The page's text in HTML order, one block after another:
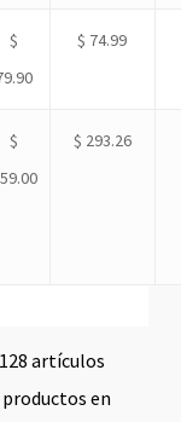
$
$ 74.99
$
$ 293.26
artículos
productos en